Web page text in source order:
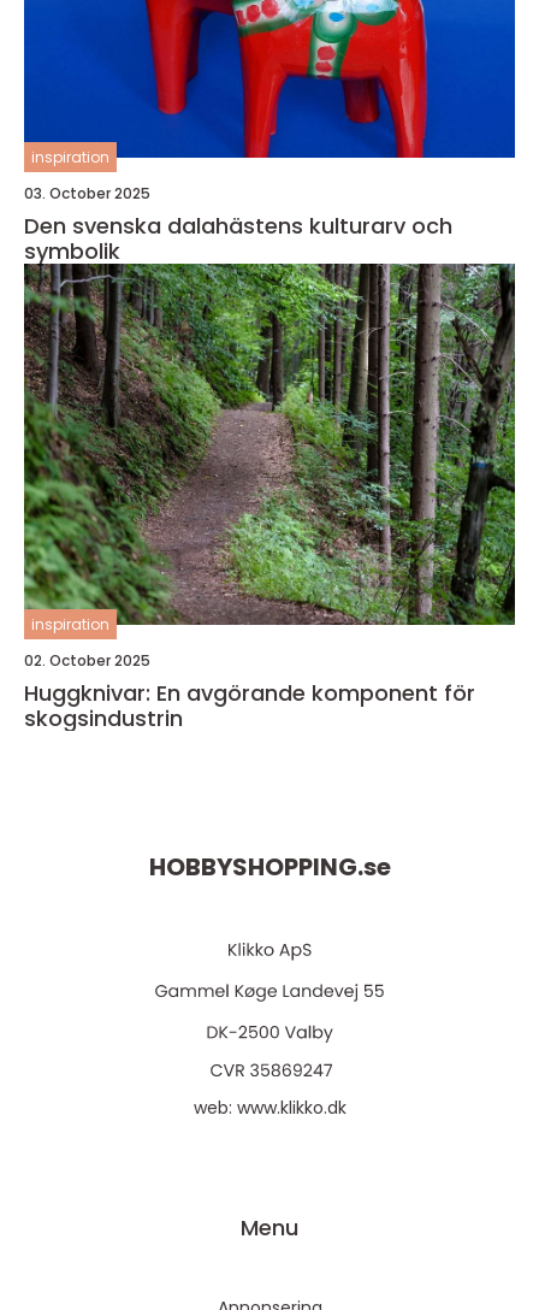
inspiration
03. October 2025
Den svenska dalahästens kulturarv och
symbolik
inspiration
02. October 2025
Huggknivar: En avgörande komponent för
skogsindustrin
HOBBYSHOPPING.se
web: www.klikko.dk
Menu